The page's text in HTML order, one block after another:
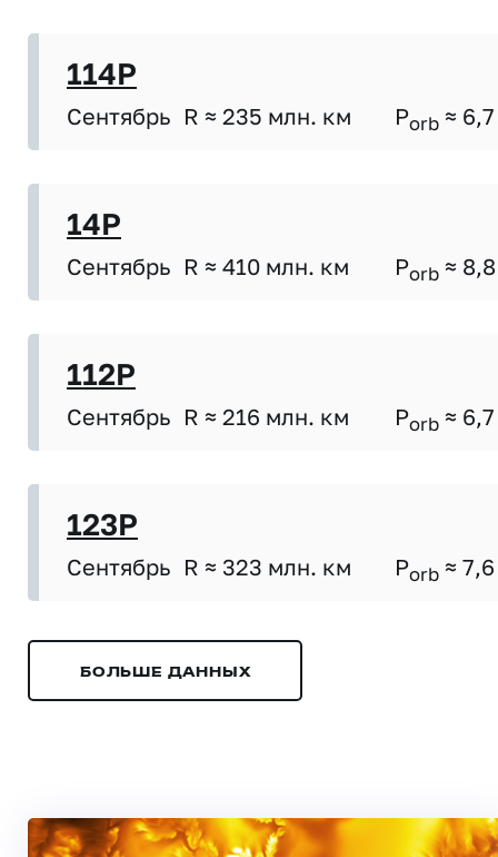
114P
Сентябрь R ≈ 235 млн. км Porb ≈ 6,7
14P
Сентябрь R ≈ 410 млн. км Porb ≈ 8,8
112P
Сентябрь R ≈ 216 млн. км Porb ≈ 6,7
123P
Сентябрь R ≈ 323 млн. км Porb ≈ 7,6
БОЛЬШЕ ДАННЫХ